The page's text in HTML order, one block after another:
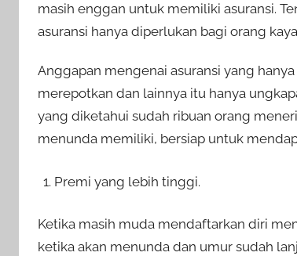
masih enggan untuk memiliki asuransi.
asuransi hanya diperlukan bagi orang
Anggapan mengenai asuransi yang
merepotkan dan lainnya itu hanya
yang diketahui sudah ribuan orang
menunda memiliki, bersiap untuk
Premi yang lebih tinggi.
Ketika masih muda mendaftarkan diri
ketika akan menunda dan umur sudah